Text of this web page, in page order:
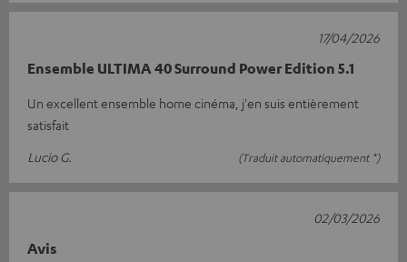
Ensemble ULTIMA 40 Surround Power Edition 5.1
Un excellent ensemble home cinéma, j'en suis entièrement
satisfait
Lucio G.
(Traduit automatiquement *)
17/04/2026
Avis
02/03/2026